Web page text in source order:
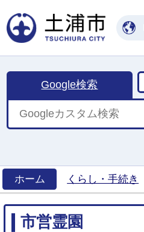
Google検索
ホーム
くらし・手続き
市営霊園